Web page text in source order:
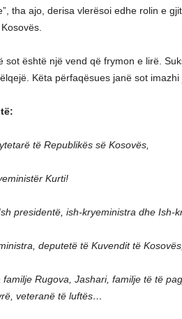
tha ajo, derisa vlerësoi edhe rolin e
sot është një vend që frymon e lirë.
Këta përfaqësues janë sot imazhi
të Republikës së Kosovës,
Kurti!
presidentë, ish-kryeministra dhe Ish-
deputetë të Kuvendit të Kosovës,
familje Rugova, Jashari, familje të të
veteranë të luftës…